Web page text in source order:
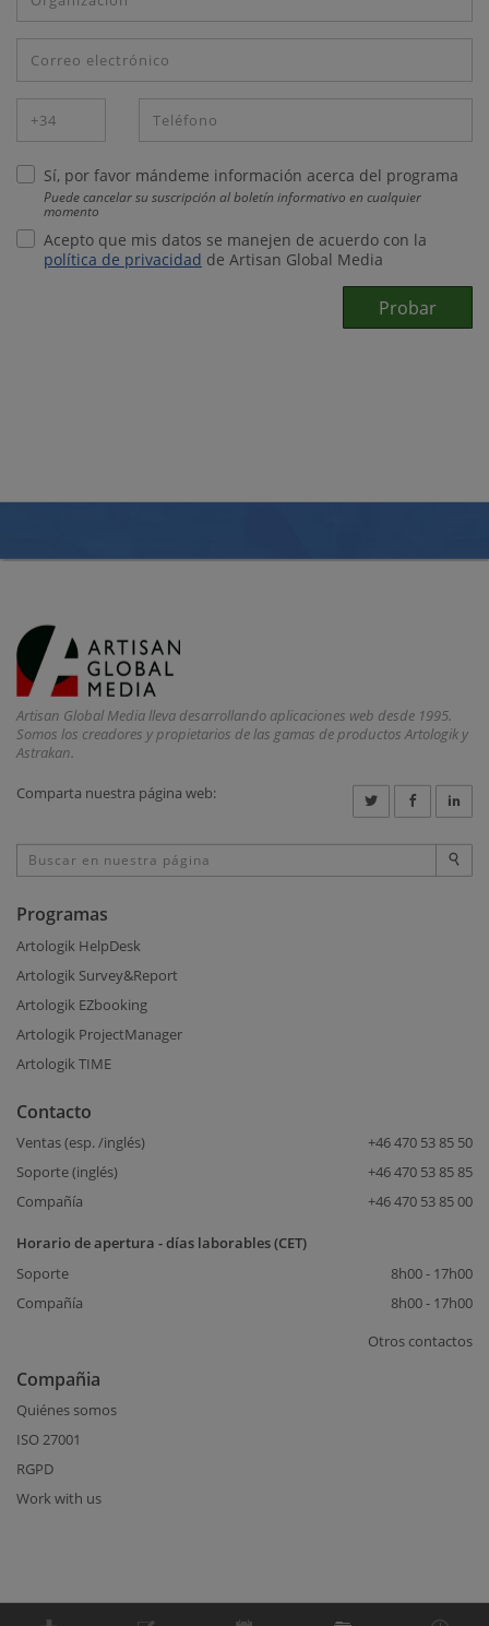
Sí, por favor mándeme información acerca del programa
Puede cancelar su suscripción al boletín informativo en cualquier
momento
Acepto que mis datos se manejen de acuerdo con la
política de privacidad de Artisan Global Media
Probar
Artisan Global Media lleva desarrollando aplicaciones web desde 1995.
Somos los creadores y propietarios de las gamas de productos Artologik y
Astrakan.
Comparta nuestra página web:
Programas
Artologik HelpDesk
Artologik Survey&Report
Artologik EZbooking
Artologik ProjectManager
Artologik TIME
Contacto
Ventas (esp. /inglés)
+46 470 53 85 50
Soporte (inglés)
+46 470 53 85 85
Compañía
+46 470 53 85 00
Horario de apertura - días laborables (CET)
Soporte
8h00 - 17h00
Compañía
8h00 - 17h00
Otros contactos
Compañia
Quiénes somos
ISO 27001
RGPD
Work with us